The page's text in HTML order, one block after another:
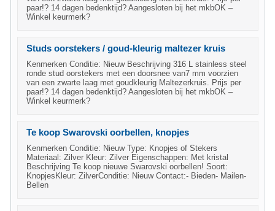
paar!? 14 dagen bedenktijd? Aangesloten bij het mkbOK –
Winkel keurmerk?
Studs oorstekers / goud-kleurig maltezer kruis
Kenmerken Conditie: Nieuw Beschrijving 316 L stainless steel
ronde stud oorstekers met een doorsnee van7 mm voorzien
van een zwarte laag met goudkleurig Maltezerkruis. Prijs per
paar!? 14 dagen bedenktijd? Aangesloten bij het mkbOK –
Winkel keurmerk?
Te koop Swarovski oorbellen, knopjes
Kenmerken Conditie: Nieuw Type: Knopjes of Stekers
Materiaal: Zilver Kleur: Zilver Eigenschappen: Met kristal
Beschrijving Te koop nieuwe Swarovski oorbellen! Soort:
KnopjesKleur: ZilverConditie: Nieuw Contact:- Bieden- Mailen-
Bellen